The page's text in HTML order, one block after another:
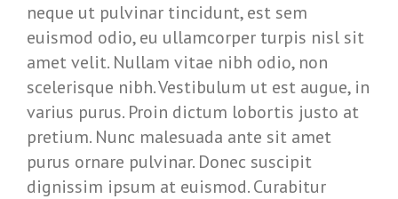
neque ut pulvinar tincidunt, est sem
euismod odio, eu ullamcorper turpis nisl sit
amet velit. Nullam vitae nibh odio, non
scelerisque nibh. Vestibulum ut est augue, in
varius purus. Proin dictum lobortis justo at
pretium. Nunc malesuada ante sit amet
purus ornare pulvinar. Donec suscipit
dignissim ipsum at euismod. Curabitur